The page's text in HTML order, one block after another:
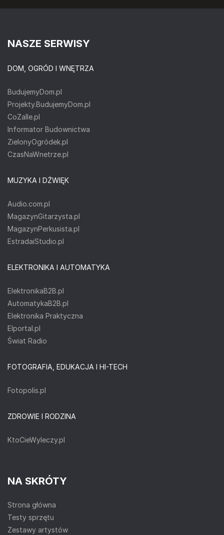
NASZE SERWISY
DOM, OGRÓD I WNĘTRZA
BudujemyDom.pl
Projekty.BudujemyDom.pl
CoZaIle.pl
Informator Budownictwa
ZielonyOgródek.pl
CzasNaWnetrze.pl
MUZYKA I DŹWIĘK
Audio.com.pl
MagazynGitarzysta.pl
MagazynPerkusista.pl
EstradaiStudio.pl
ELEKTRONIKA I AUTOMATYKA
ElektronikaB2B.pl
AutomatykaB2B.pl
Elektronika Praktyczna
Elportal.pl
Świat Radio
FOTOGRAFIA, EDUKACJA I HI-TECH
Fotopolis.pl
ZDROWIE I RODZINA
KtoCieWyleczy.pl
NA SKRÓTY
Strona główna
Testy sprzętu
Zestawy artystów